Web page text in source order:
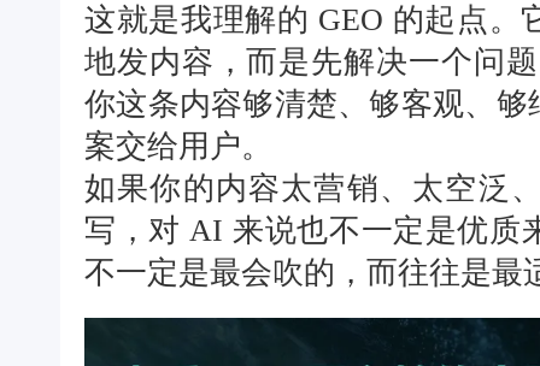
这就是我理解的 GEO 的起点
地发内容，而是先解决一个问
你这条内容够清楚、够客观、
案交给用户。
如果你的内容太营销、太空泛
写，对 AI 来说也不一定是优质
不一定是最会吹的，而往往是